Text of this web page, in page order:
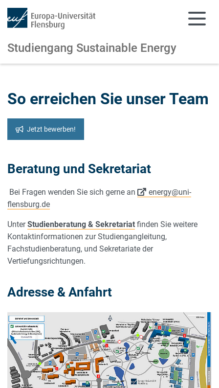
Studiengang Sustainable Energy
So erreichen Sie unser Team
Jetzt bewerben!
Beratung und Sekretariat
Bei Fragen wenden Sie sich gerne an
energy@uni-
flensburg.de
UnterStudienberatung & Sekretariat finden Sie weitere
Kontaktinformationen zur Studiengangleitung,
Fachstudienberatung, und Sekretariate der
Vertiefungsrichtungen.
Adresse & Anfahrt